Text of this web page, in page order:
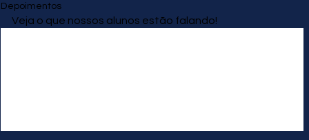
Depoimentos
Veja o que nossos alunos estão falando!